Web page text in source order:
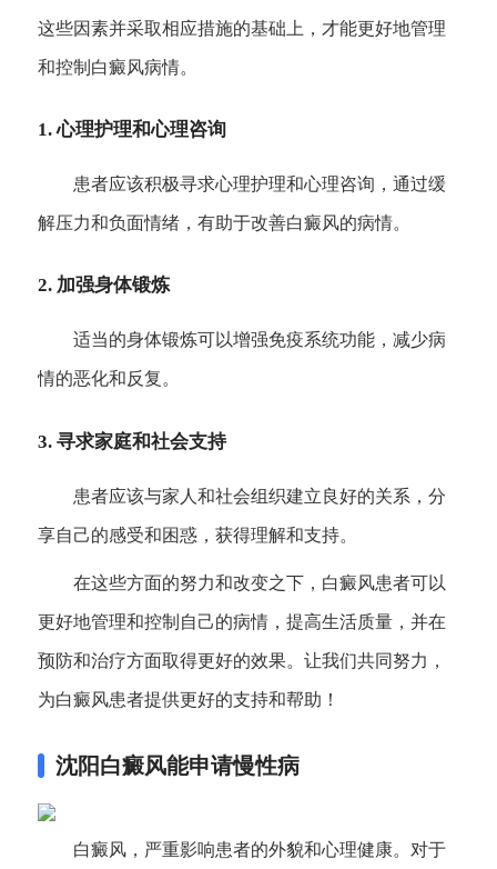
这些因素并采取相应措施的基础上，才能更好地管理
和控制白癜风病情。
1. 心理护理和心理咨询
患者应该积极寻求心理护理和心理咨询，通过缓
解压力和负面情绪，有助于改善白癜风的病情。
2. 加强身体锻炼
适当的身体锻炼可以增强免疫系统功能，减少病
情的恶化和反复。
3. 寻求家庭和社会支持
患者应该与家人和社会组织建立良好的关系，分
享自己的感受和困惑，获得理解和支持。
在这些方面的努力和改变之下，白癜风患者可以
更好地管理和控制自己的病情，提高生活质量，并在
预防和治疗方面取得更好的效果。让我们共同努力，
为白癜风患者提供更好的支持和帮助！
沈阳白癜风能申请慢性病
白癜风，严重影响患者的外貌和心理健康。对于